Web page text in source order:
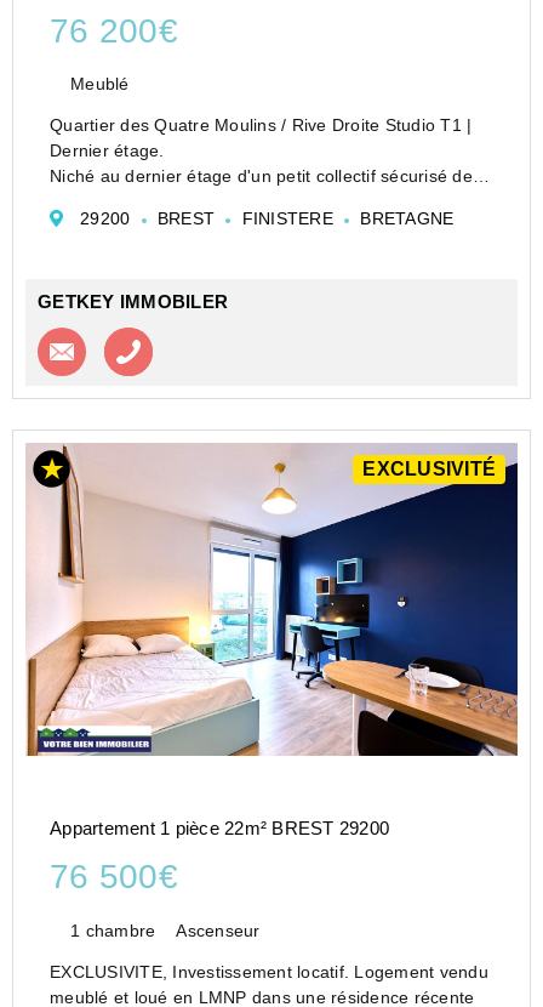
76 200€
Meublé
Quartier des Quatre Moulins / Rive Droite Studio T1 |
Dernier étage.
Niché au dernier étage d'un petit collectif sécurisé de la
potentiel, idéal pour un projet locatif ou un premier
29200 BREST FINISTERE BRETAGNE
GETKEY IMMOBILER
Contacter l'agence
EXCLUSIVITÉ
Appartement 1 pièce 22m² BREST 29200
76 500€
1 chambre Ascenseur
EXCLUSIVITE, Investissement locatif. Logement vendu
meublé et loué en LMNP dans une résidence récente